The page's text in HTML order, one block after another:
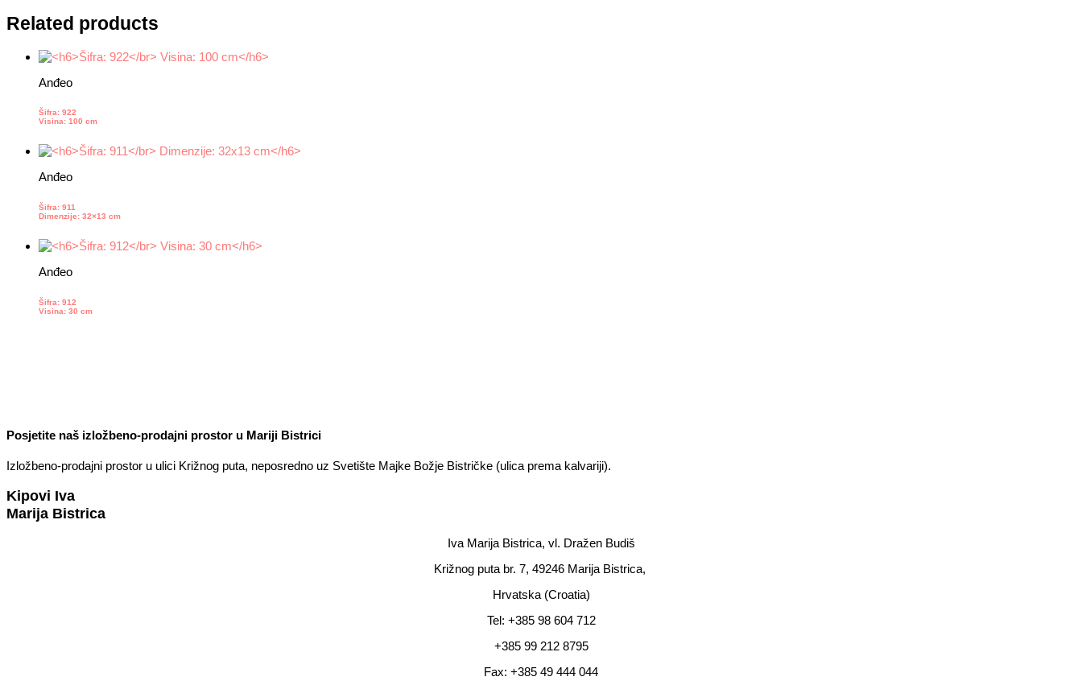
Related products
Anđeo
Šifra: 922
Visina: 100 cm
Anđeo
Šifra: 911
Dimenzije: 32×13 cm
Anđeo
Šifra: 912
Visina: 30 cm
Posjetite naš izložbeno-prodajni prostor u Mariji Bistrici
Izložbeno-prodajni prostor u ulici Križnog puta, neposredno uz Svetište Majke Božje Bistričke (ulica prema kalvariji).
Kipovi Iva
Marija Bistrica
Iva Marija Bistrica, vl. Dražen Budiš
Križnog puta br. 7, 49246 Marija Bistrica,
Hrvatska (Croatia)
Tel: +385 98 604 712
+385 99 212 8795
Fax: +385 49 444 044